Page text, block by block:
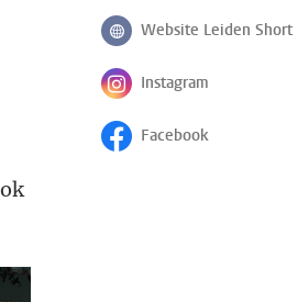
Website Leiden Short
Volg ons op
Instagram
Facebook